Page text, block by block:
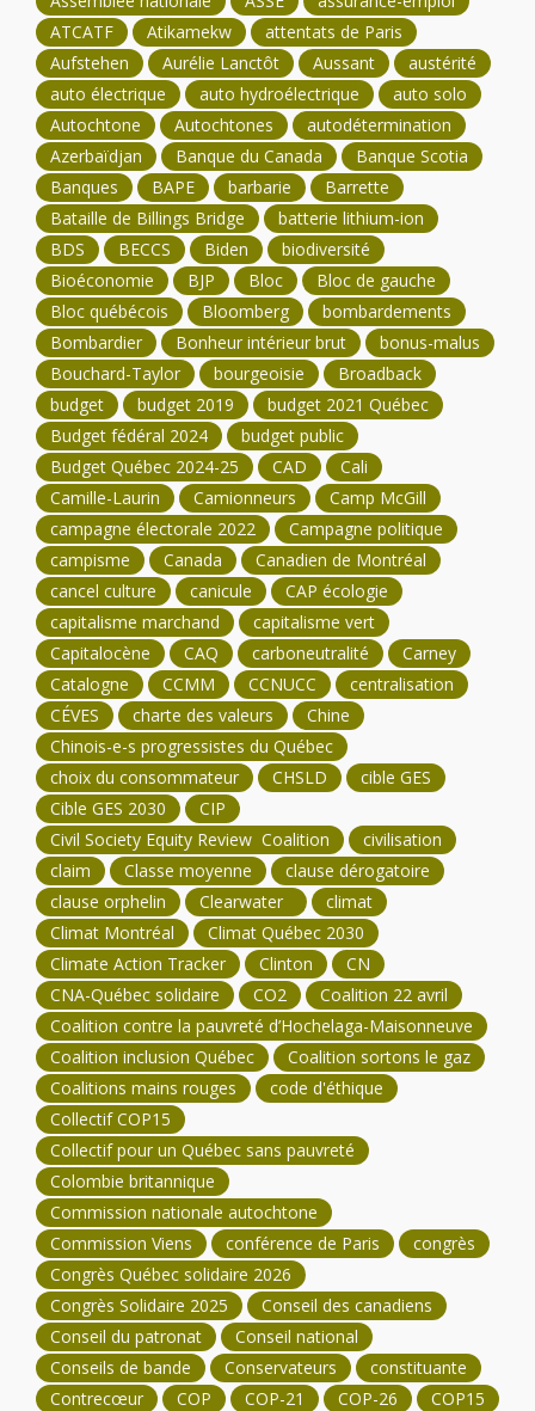
ATCATF
Atikamekw
attentats de Paris
Aufstehen
Aurélie Lanctôt Aussant
austérité
auto électrique
auto hydroélectrique
auto solo
Autochtone
Autochtones
autodétermination
Azerbaïdjan
Banque du Canada
Banque Scotia
Banques
BAPE barbarie
Barrette
Bataille de Billings Bridge
batterie lithium-ion
BDS
BECCS Biden
biodiversité
Bioéconomie
BJP Bloc
Bloc de gauche
Bloc québécois
Bloomberg
bombardements
Bombardier
Bonheur intérieur brut
bonus-malus
Bouchard-Taylor
bourgeoisie
Broadback
budget
budget 2019
budget 2021 Québec
Budget fédéral 2024
budget public
Budget Québec 2024-25
CAD
Cali
Camille-Laurin
Camionneurs
Camp McGill
campagne électorale 2022
Campagne politique
campisme
Canada
Canadien de Montréal
cancel culture
canicule
CAP écologie
capitalisme marchand
capitalisme vert
Capitalocène
CAQ carboneutralité
Carney
Catalogne
CCMM CCNUCC
centralisation
CÉVES
charte des valeurs
Chine
Chinois-e-s progressistes du Québec
choix du consommateur
CHSLD
cible GES
Cible GES 2030
CIP
Civil Society Equity Review Coalition
civilisation
claim
Classe moyenne
clause dérogatoire
clause orphelin
Clearwater
climat
Climat Montréal
Climat Québec 2030
Climate Action Tracker
Clinton
CN
CNA-Québec solidaire
CO2
Coalition 22 avril
Coalition contre la pauvreté d’Hochelaga-Maisonneuve
Coalition inclusion Québec
Coalition sortons le gaz
Coalitions mains rouges
code d'éthique
Collectif COP15
Collectif pour un Québec sans pauvreté
Colombie britannique
Commission nationale autochtone
Commission Viens
conférence de Paris
congrès
Congrès Québec solidaire 2026
Congrès Solidaire 2025
Conseil des canadiens
Conseil du patronat
Conseil national
Conseils de bande
Conservateurs
constituante
Contrecœur
COP COP-21 COP-26
COP15